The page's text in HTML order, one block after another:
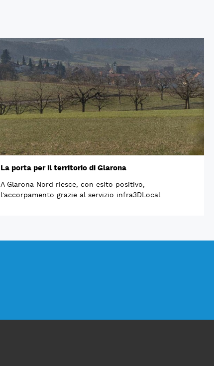
La porta per il territorio di Glarona
A Glarona Nord riesce, con esito positivo,
l'accorpamento grazie al servizio infra3DLocal